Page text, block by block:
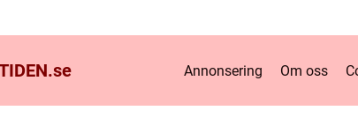
se Annonsering Om oss